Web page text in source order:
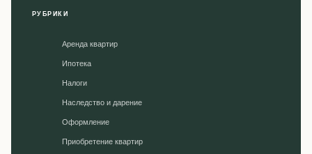
РУБРИКИ
Аренда квартир
Ипотека
Налоги
Наследство и дарение
Оформление
Приобретение квартир